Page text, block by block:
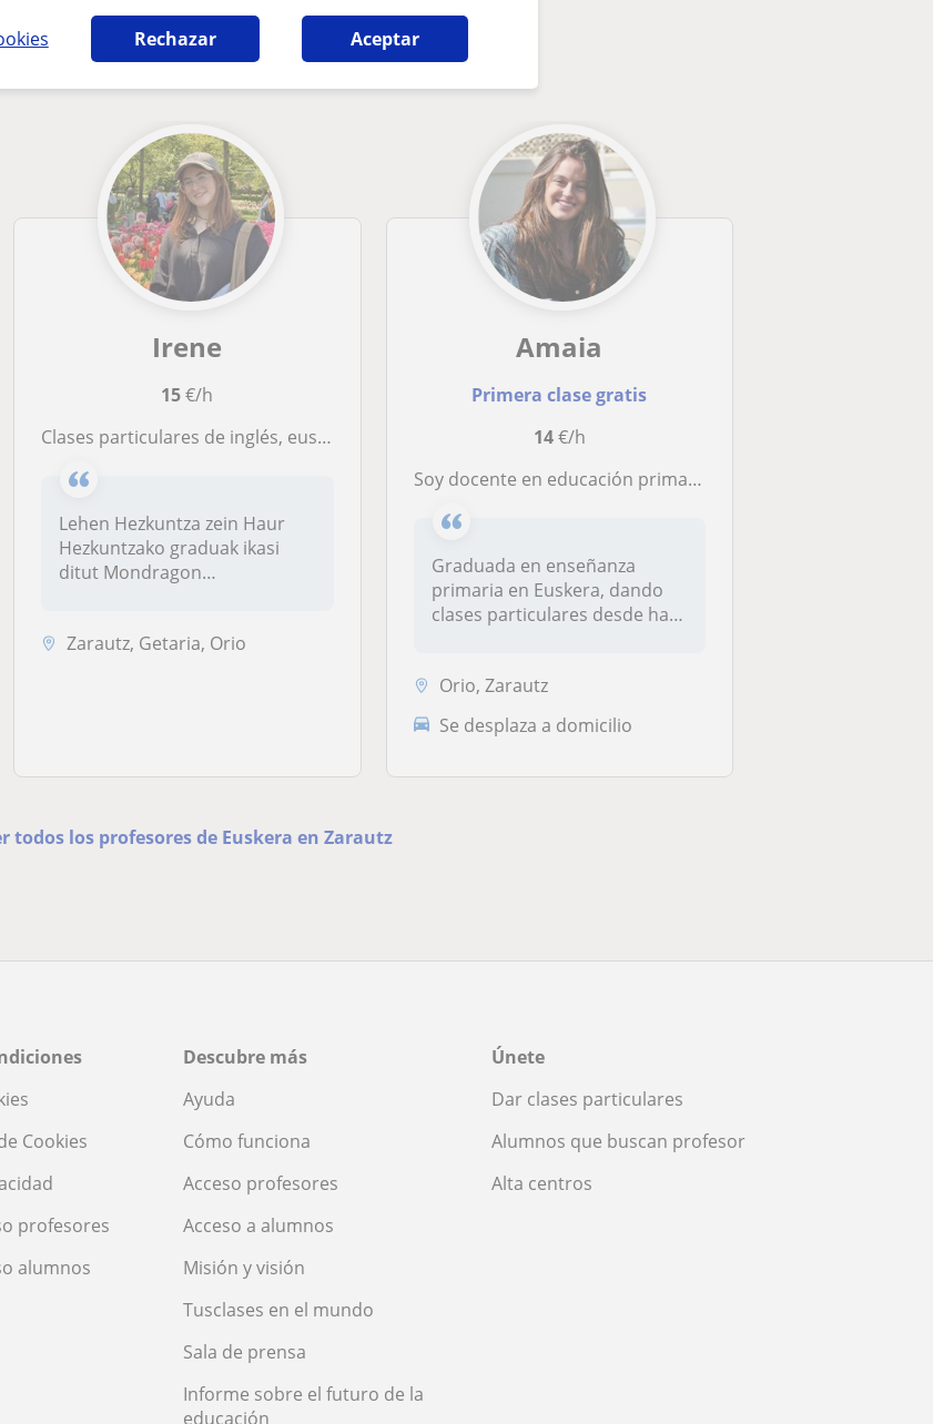
Rechazar Aceptar
que pueden interesarte
Irene
15€/h
Clases particulares de inglés, euskera y castellano para primaria y secundaria
Lehen Hezkuntza zein Haur
Hezkuntzako graduak ikasi
ditut Mondragon
Zarautz, Getaria, Orio
Amaia
Primera clase gratis
14€/h
Soy docente en educación primaria basada en proyectos. Doy clases particulares pa niños entre 6 y 12 años es decir niños de primaria. También doy clases a niños de la eso y bachillerato
Graduada en enseñanza
primaria en Euskera, dando
clases particulares desde hace
Orio, Zarautz
Se desplaza a domicilio
todos los profesores de Euskera en Zarautz
Cookies
profesores
alumnos
Descubre más
Ayuda
Cómo funciona
Acceso profesores
Acceso a alumnos
Misión y visión
Tusclases en el mundo
Sala de prensa
Informe sobre el futuro de la
educación
Únete
Dar clases particulares
Alumnos que buscan profesor
Alta centros